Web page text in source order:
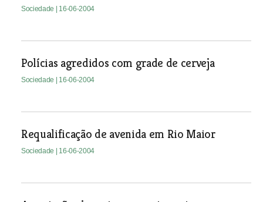
Sociedade | 16-06-2004
Polícias agredidos com grade de cerveja
Sociedade | 16-06-2004
Requalificação de avenida em Rio Maior
Sociedade | 16-06-2004